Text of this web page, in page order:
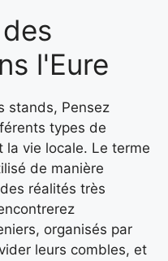
l'Eure
stands, Pensez
types de
vie locale. Le terme
de manière
réalités très
organisés par
leurs combles, et